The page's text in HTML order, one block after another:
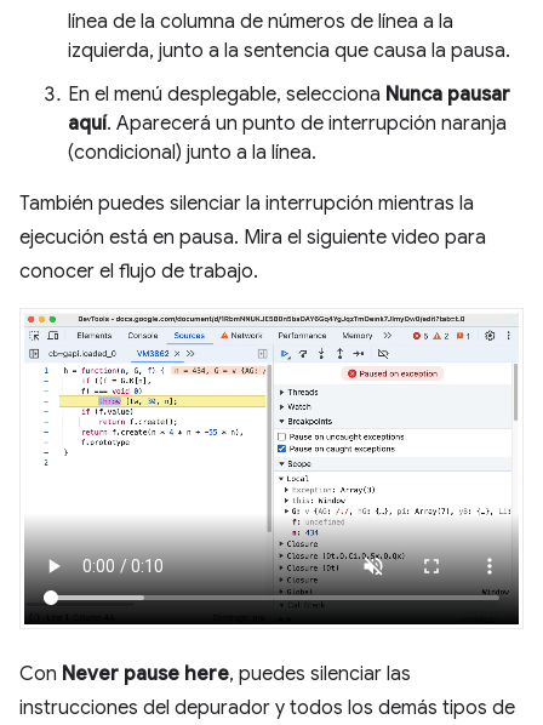
línea de la columna de números de línea a la
izquierda, junto a la sentencia que causa la pausa.
En el menú desplegable, selecciona Nunca pausar
aquí. Aparecerá un punto de interrupción naranja
(condicional) junto a la línea.
También puedes silenciar la interrupción mientras la
ejecución está en pausa. Mira el siguiente video para
conocer el flujo de trabajo.
Con Never pause here, puedes silenciar las
instrucciones del depurador y todos los demás tipos de